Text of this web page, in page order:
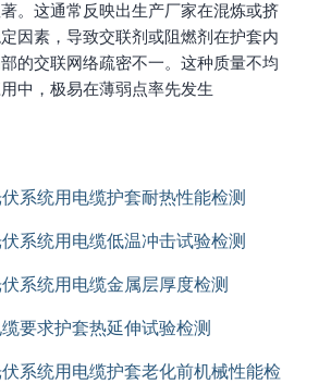
。这通常反映出生产厂家在混炼或挤
因素，导致交联剂或阻燃剂在护套内
的交联网络疏密不一。这种质量不均
中，极易在薄弱点率先发生
系统用电缆护套耐热性能检测
系统用电缆低温冲击试验检测
系统用电缆金属层厚度检测
要求护套热延伸试验检测
系统用电缆护套老化前机械性能检